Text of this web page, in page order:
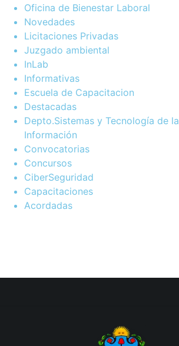
Oficina de Bienestar Laboral
Novedades
Licitaciones Privadas
Juzgado ambiental
InLab
Informativas
Escuela de Capacitacion
Destacadas
Depto.Sistemas y Tecnología de la
Información
Convocatorias
Concursos
CiberSeguridad
Capacitaciones
Acordadas